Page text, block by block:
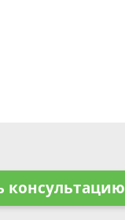
консультацию